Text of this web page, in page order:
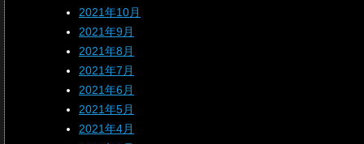
2021年10月
2021年9月
2021年8月
2021年7月
2021年6月
2021年5月
2021年4月